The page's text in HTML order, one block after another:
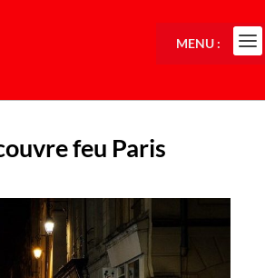
feu Paris
MENU :